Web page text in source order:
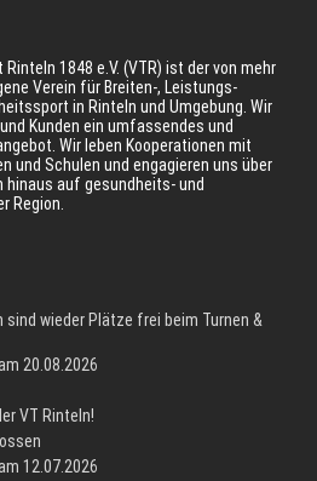
1848 e.V. (VTR) ist der von mehr
Verein für Breiten-, Leistungs-
in Rinteln und Umgebung. Wir
Kunden ein umfassendes und
Wir leben Kooperationen mit
und Schulen und engagieren uns über
hinaus auf gesundheits- und
Region.
sind wieder Plätze frei beim Turnen &
20.08.2026
VT Rinteln!
12.07.2026